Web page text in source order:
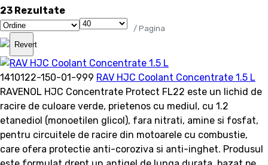
23 Rezultate
/ Pagina
Revert
1410122-150-01-999 RAV HJC Coolant Concentrate 1.5 L
RAVENOL HJC Concentrate Protect FL22 este un lichid de
racire de culoare verde, prietenos cu mediul, cu 1.2
etanediol (monoetilen glicol), fara nitrati, amine si fosfat,
pentru circuitele de racire din motoarele cu combustie,
care ofera protectie anti-coroziva si anti-inghet. Produsul